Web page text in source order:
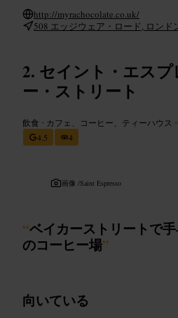
http://myrachocolate.co.uk/
508 エッジウェア・ロード, ロンド
セイント・エス
ー・ストリート
飲食 • カフェ、コーヒー、ティーハウス •
4.5
4
画像 /Saint Espresso
“ベイカーストリートで
のコーヒー場”
向いている